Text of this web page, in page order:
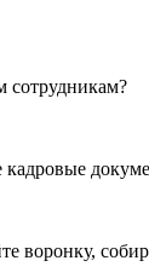
сотрудникам?
воронку,